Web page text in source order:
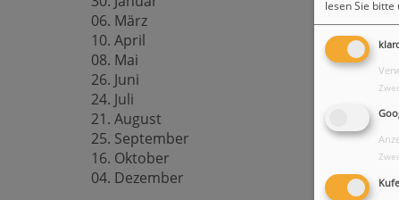
06. März
10. April
08. Mai
26. Juni
24. Juli
21. August
25. September
16. Oktober
04. Dezember
lesen Sie bitte